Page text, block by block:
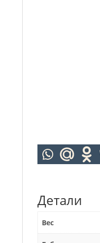
Детали
Вес